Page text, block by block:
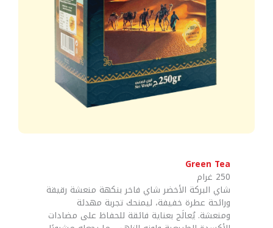
Green Tea
250 غرام
شاي البركة الأخضر شاي فاخر بنكهة منعشة رقيقة
ورائحة عطرة خفيفة، ليمنحك تجربة مهدئة
ومنعشة. يُعالَج بعناية فائقة للحفاظ على مضادات